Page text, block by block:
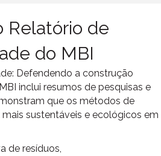
Relatório de
do MBI
Defendendo a construção
inclui resumos de pesquisas e
que os métodos de
sustentáveis e ecológicos em
de resíduos,